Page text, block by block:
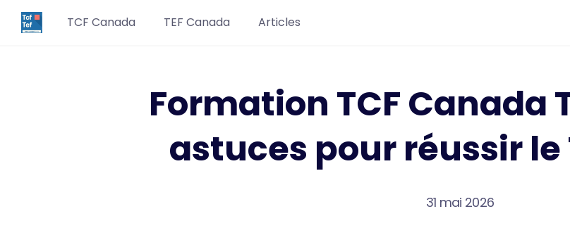
TCF Canada TEF Canada Articles
Formation TCF Canada
astuces pour réussir le
31 mai 2026